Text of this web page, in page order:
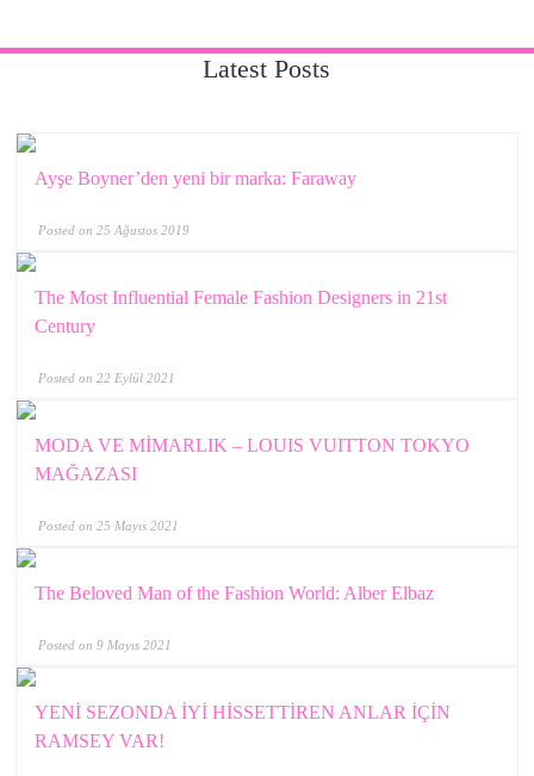
Latest Posts
Ayşe Boyner’den yeni bir marka: Faraway
Posted on 25 Ağustos 2019
The Most Influential Female Fashion Designers in 21st
Century
Posted on 22 Eylül 2021
MODA VE MİMARLIK – LOUIS VUITTON TOKYO
MAĞAZASI
Posted on 25 Mayıs 2021
The Beloved Man of the Fashion World: Alber Elbaz
Posted on 9 Mayıs 2021
YENİ SEZONDA İYİ HİSSETTİREN ANLAR İÇİN
RAMSEY VAR!